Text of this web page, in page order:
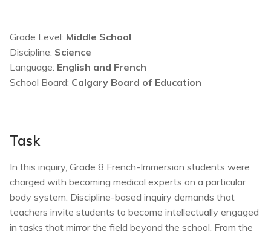
Grade Level: Middle School
Discipline: Science
Language: English and French
School Board: Calgary Board of Education
Task
In this inquiry, Grade 8 French-Immersion students were
charged with becoming medical experts on a particular
body system. Discipline-based inquiry demands that
teachers invite students to become intellectually engaged
in tasks that mirror the field beyond the school. From the